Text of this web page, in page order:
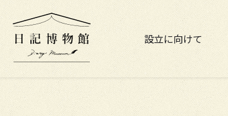
設立に向けて